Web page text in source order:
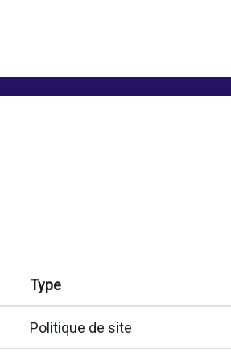
Type
Politique de site